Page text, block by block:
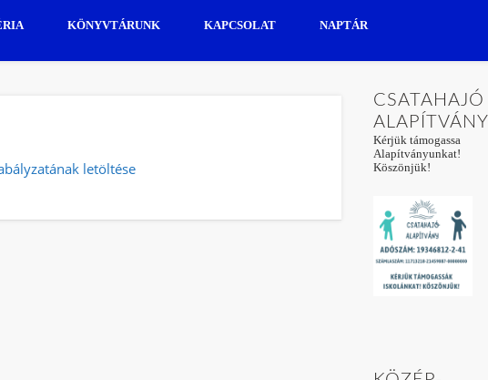
KÖNYVTÁRUNK KAPCSOLAT NAPTÁR
letöltése
CSATAHAJÓ
ALAPÍTVÁNY
Kérjük támogassa
Alapítványunkat!
Köszönjük!